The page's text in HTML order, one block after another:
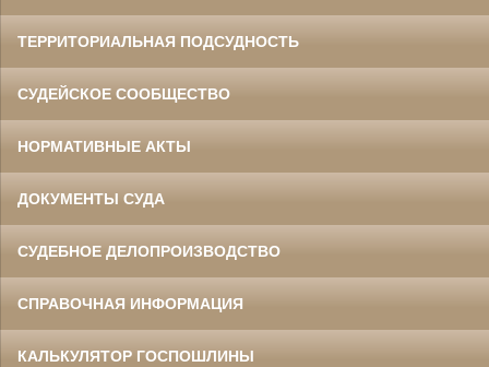
ТЕРРИТОРИАЛЬНАЯ ПОДСУДНОСТЬ
СУДЕЙСКОЕ СООБЩЕСТВО
НОРМАТИВНЫЕ АКТЫ
ДОКУМЕНТЫ СУДА
СУДЕБНОЕ ДЕЛОПРОИЗВОДСТВО
СПРАВОЧНАЯ ИНФОРМАЦИЯ
КАЛЬКУЛЯТОР ГОСПОШЛИНЫ